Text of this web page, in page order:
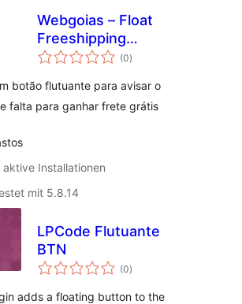
Webgoias – Float
Freeshipping
Button for
(0Bewertungen
insgesamt
)
botão flutuante para avisar o
falta para ganhar frete grátis
aktive Installationen
mit 5.8.14
LPCode Flutuante
BTN
(0Bewertungen
insgesamt
)
adds a floating button to the